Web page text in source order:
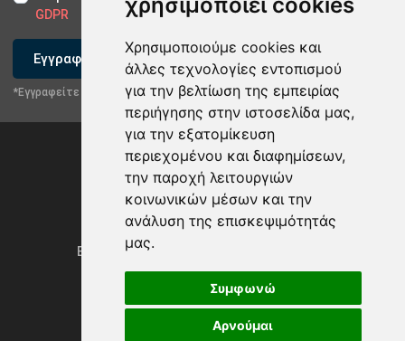
Χρησιμοποιούμε cookies και
άλλες τεχνολογίες εντοπισμού
για την βελτίωση της εμπειρίας
περιήγησης στην ιστοσελίδα μας,
για την εξατομίκευση
περιεχομένου και διαφημίσεων,
την παροχή λειτουργιών
κοινωνικών μέσων και την
ανάλυση της επισκεψιμότητάς
μας.
Συμφωνώ
Αρνούμαι
GDPR
Εγγραφείτε
*Εγγραφείτε στο newsletter μας
Privacy Policy & GDPR
Ενημέρωση προτιμήσεων των cookies